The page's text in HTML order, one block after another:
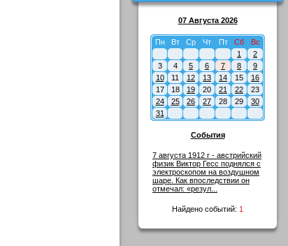
07 Августа 2026
Пн Вт Ср Чт Пт Сб
Вс
1
2
3
4 5 6 7 8
9
10
11 12 13 14 15
16
17
18 19 20 21 22
23
24
25 26 27 28 29
30
31
События
7 августа 1912 г - австрийский
физик Виктор Гесс поднялся с
электроскопом на воздушном
шаре. Как впоследствии он
отмечал: «резул...
Найдено событий: 1